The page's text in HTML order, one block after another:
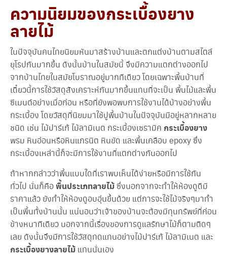
ก
ร
สั่
ง
ซื้
อ
บ
ท
ค
ว
า
ม
วิ
ปู
พื้
ก
ร
ะ
เ
บื้
อ
ความนิยมของกระเบื้องยาง
ลายไม้
ในปัจจุบันคนไทยนิยมหันมาสร้างบ้านและตกแต่งบ้านตามสไตล์
ยุโรปกันมากขึ้น ดังนั้นบ้านในสมัยนี้ จึงมีความแตกต่างออกไป
จากบ้านไทยในสมัยโบราณอยู่มากทีเดียว โดยเฉพาะพื้นบ้านที่
เดี๋ยวนี้การใช้วัสดุสังเคราะห์กันมากขึ้นแทนที่จะเป็น พื้นไม้และพื้น
ซีเมนต์อย่างเมื่อก่อน หรือที่ยังพอพบการใช้งานได้บ้างอย่างพื้น
กระเบื้อง โดยวัสดุที่นิยมมาใช้ปูพื้นบ้านในปัจจุบันมีอยู่หลากหลาย
ชนิด เช่น ไม้ปาร์เก้ ไม้ลามิเนต กระเบื้องเซรามิค กระเบื้องยาง
พรม หินอ่อนหรือหินแกรนิต หินขัด และพื้นเคลือบ epoxy ซึ่ง
กระเบื้องเหล่านี้ก็จะมีการใช้งานที่แตกต่างกันออกไป
ถ้าหากกล่าวว่าพื้นแบบใดที่เราพบเห็นได้ง่ายหรือมีการใช้กัน
ทั่วไป นั่นก็คือพื้นประเภทลายไม้ซึ่งนอกจากจะทำให้ห้องดูดีมี
ราคาแล้ว ยังทำให้ห้องดูอบอุ่นขึ้นด้วย แต่การจะใช้ไม้จริงๆมาทำ
เป็นพื้นทั้งบ้านนั้น แน่นอนว่าเจ้าของบ้านจะต้องมีทุนทรัพย์ที่ค่อน
ข้างหนาทีเดียว นอกจากนี้เรื่องของการดูแลรักษาไม้ก็ตามติดๆ
เลย ดังนั้นจึงมีการใช้วัสดุทดแทนอย่างไม้ปาร์เก้ ไม้ลามิเนต และ
กระเบื้องยางลายไม้ แทนนั่นเอง